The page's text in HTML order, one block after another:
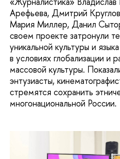
Арефьева, Дмитрий
Мария Миллер, Данил
своем проекте затронули
уникальной культуры и
в условиях глобализации и
массовой культуры.
энтузиасты,
стремятся сохранить
многонациональной России.